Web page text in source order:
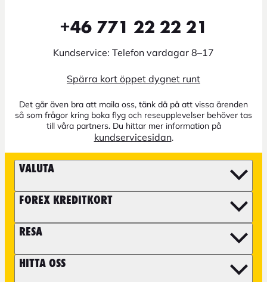
+46 771 22 22 21
Kundservice: Telefon vardagar 8–17
Spärra kort öppet dygnet runt
Det går även bra att maila oss, tänk då på att vissa ärenden
så som frågor kring boka flyg och reseupplevelser behöver tas
till våra partners. Du hittar mer information på
kundservicesidan.
VALUTA
FOREX KREDITKORT
RESA
HITTA OSS